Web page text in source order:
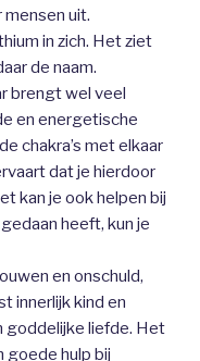
uit.
in zich. Het ziet
de naam.
brengt wel veel
en energetische
chakra’s met elkaar
dat je hierdoor
kan je ook helpen bij
heeft, kun je
en onschuld,
innerlijk kind en
goddelijke liefde. Het
goede hulp bij